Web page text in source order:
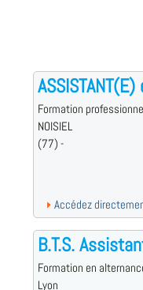
ASSISTANT(E)
Formation
NOISIEL
(77) -
Accédez
B.T.S.
Formation en
Lyon